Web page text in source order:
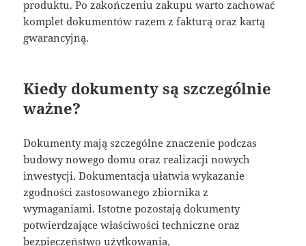
produktu. Po zakończeniu zakupu warto zachować
komplet dokumentów razem z fakturą oraz kartą
gwarancyjną.
Kiedy dokumenty są szczególnie
ważne?
Dokumenty mają szczególne znaczenie podczas
budowy nowego domu oraz realizacji nowych
inwestycji. Dokumentacja ułatwia wykazanie
zgodności zastosowanego zbiornika z
wymaganiami. Istotne pozostają dokumenty
potwierdzające właściwości techniczne oraz
bezpieczeństwo użytkowania.